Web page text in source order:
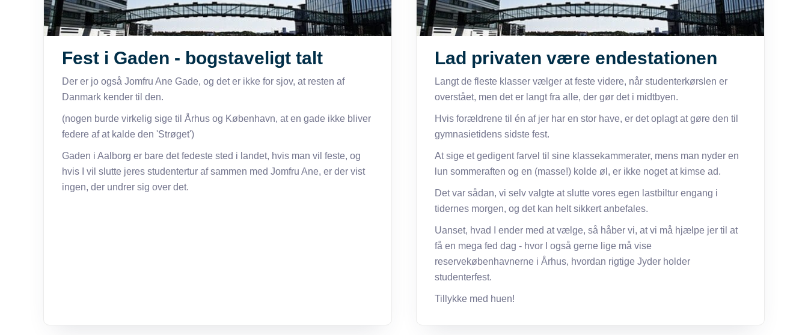
Fest i Gaden - bogstaveligt talt
Der er jo også Jomfru Ane Gade, og det er ikke for sjov, at resten af
Danmark kender til den.
(nogen burde virkelig sige til Århus og København, at en gade ikke bliver
federe af at kalde den 'Strøget')
Gaden i Aalborg er bare det fedeste sted i landet, hvis man vil feste, og
hvis I vil slutte jeres studentertur af sammen med Jomfru Ane, er der vist
ingen, der undrer sig over det.
Lad privaten være endestationen
Langt de fleste klasser vælger at feste videre, når studenterkørslen er
overstået, men det er langt fra alle, der gør det i midtbyen.
Hvis forældrene til én af jer har en stor have, er det oplagt at gøre den til
gymnasietidens sidste fest.
At sige et gedigent farvel til sine klassekammerater, mens man nyder en
lun sommeraften og en (masse!) kolde øl, er ikke noget at kimse ad.
Det var sådan, vi selv valgte at slutte vores egen lastbiltur engang i
tidernes morgen, og det kan helt sikkert anbefales.
Uanset, hvad I ender med at vælge, så håber vi, at vi må hjælpe jer til at
få en mega fed dag - hvor I også gerne lige må vise
reservekøbenhavnerne i Århus, hvordan rigtige Jyder holder
studenterfest.
Tillykke med huen!